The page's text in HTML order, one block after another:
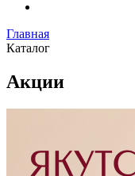
Главная
Каталог
Акции